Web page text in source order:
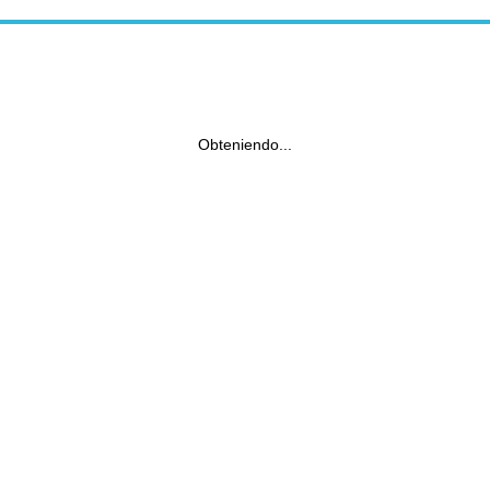
Obteniendo...